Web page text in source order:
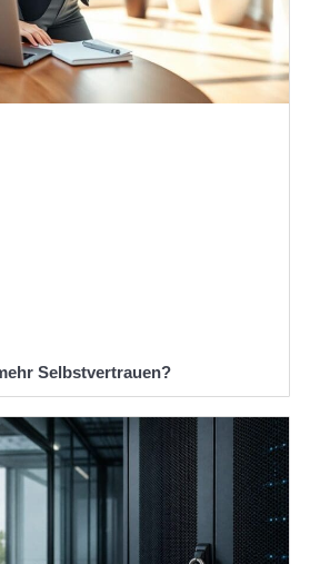
Selbstvertrauen?